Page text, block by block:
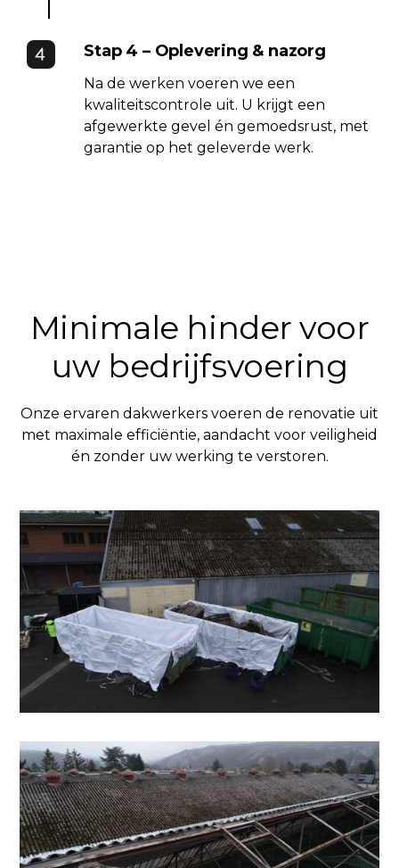
Stap 4 – Oplevering & nazorg
Na de werken voeren we een
kwaliteitscontrole uit. U krijgt een
afgewerkte gevel én gemoedsrust, met
garantie op het geleverde werk.
Minimale hinder voor
uw bedrijfsvoering
Onze ervaren dakwerkers voeren de renovatie uit
met maximale efficiëntie, aandacht voor veiligheid
én zonder uw werking te verstoren.